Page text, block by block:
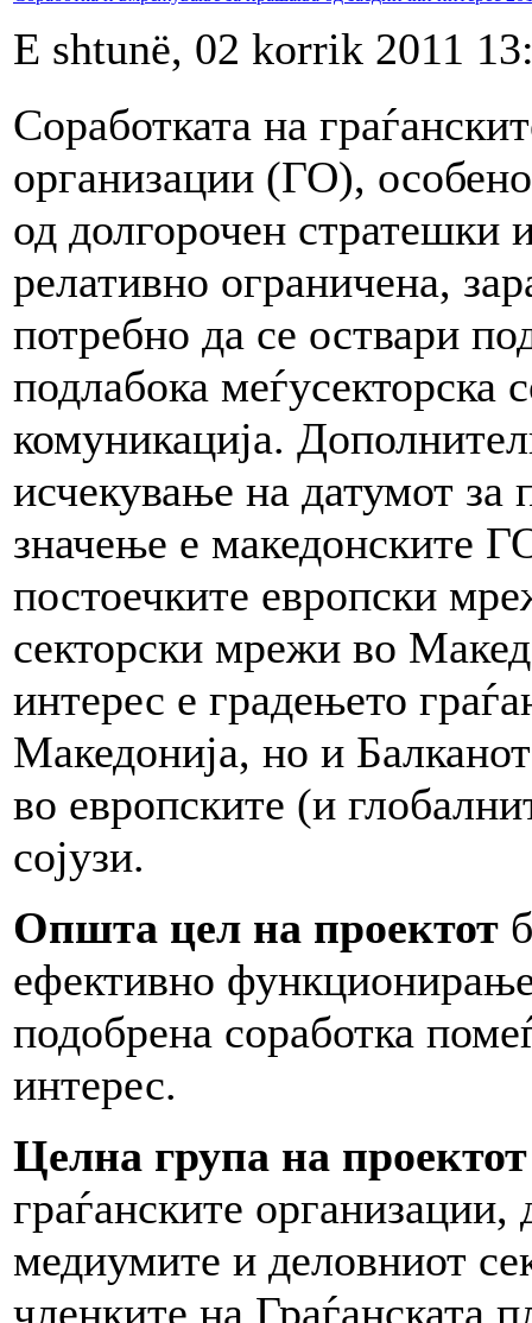
E shtunë, 02 korrik 2011
Соработката на
организации (ГО),
од долгорочен стратешки
релативно ограничена,
потребно да се оствари
подлабока меѓусекторска
комуникација.
исчекување на датумот
значење е македонските
постоечките европски
секторски мрежи во
интерес е градењето
Македонија, но и
во европските (и
сојузи.
Општа цел на проектот
ефективно
подобрена соработка
интерес.
Целна група на проектот
граѓанските
медиумите и деловниот
членките на